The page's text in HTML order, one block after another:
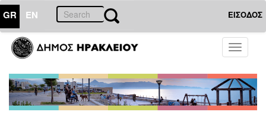
GR EN ΕΙΣΟΔΟΣ
Toggle
ΔΗΜΟΣ
Δελτία
Τύπου
Αρχείο